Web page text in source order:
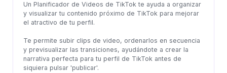
Un Planificador de Videos de TikTok te ayuda a organizar
y visualizar tu contenido próximo de TikTok para mejorar
el atractivo de tu perfil.
Te permite subir clips de video, ordenarlos en secuencia
y previsualizar las transiciones, ayudándote a crear la
narrativa perfecta para tu perfil de TikTok antes de
siquiera pulsar 'publicar'.